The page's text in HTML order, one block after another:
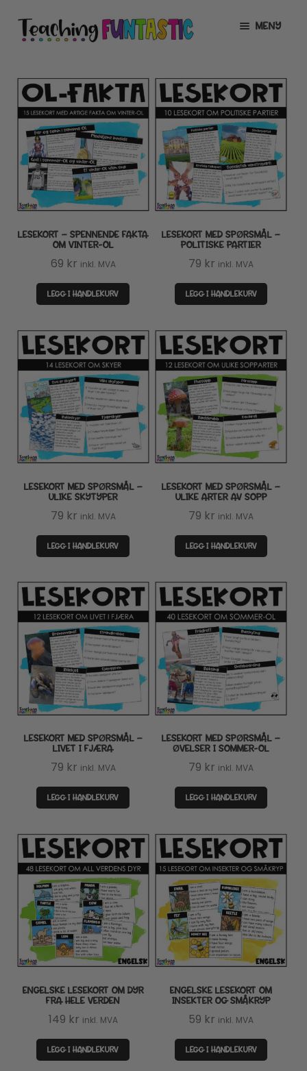
Hopp
til
Hopp
til
MENY
UNDERMENY
MIN KONTO
GRATIS
UTVID
UNDERMENY
BUTIKK
UTVID
UNDERMENY
LISENSER
UTVID
TIPSHJØRNET
LESEKORT – SPENNENDE FAKTA
OM VINTER-OL
69 kr inkl. MVA
LEGG I HANDLEKURV
LESEKORT MED SPØRSMÅL –
POLITISKE PARTIER
79 kr inkl. MVA
LEGG I HANDLEKURV
LESEKORT MED SPØRSMÅL –
ULIKE SKYTYPER
79 kr inkl. MVA
LEGG I HANDLEKURV
LESEKORT MED SPØRSMÅL –
ULIKE ARTER AV SOPP
79 kr inkl. MVA
LEGG I HANDLEKURV
LESEKORT MED SPØRSMÅL –
LIVET I FJÆRA
79 kr inkl. MVA
LEGG I HANDLEKURV
LESEKORT MED SPØRSMÅL –
ØVELSER I SOMMER-OL
79 kr inkl. MVA
LEGG I HANDLEKURV
ENGELSKE LESEKORT OM DYR
FRA HELE VERDEN
149 kr inkl. MVA
LEGG I HANDLEKURV
ENGELSKE LESEKORT OM
INSEKTER OG SMÅKRYP
59 kr inkl. MVA
LEGG I HANDLEKURV